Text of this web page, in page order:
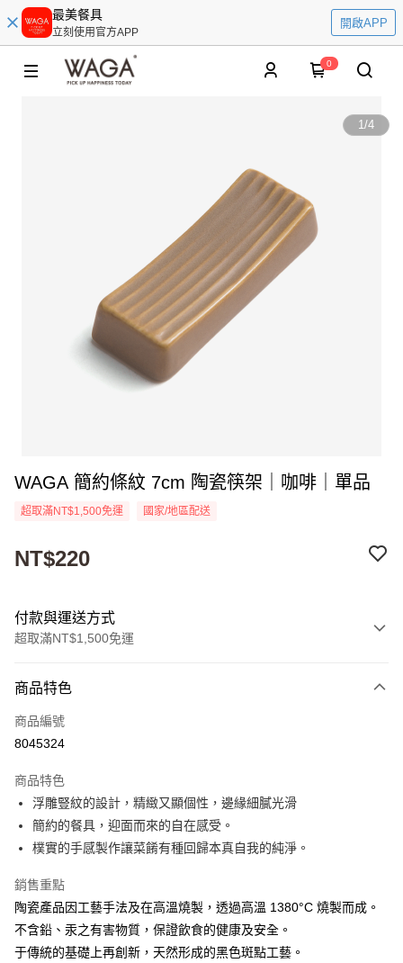
最美餐具
立刻使用官方APP
開啟APP
0
1/4
WAGA 簡約條紋 7cm 陶瓷筷架｜咖啡｜單品
超取滿NT$1,500免運 國家/地區配送
NT$220
付款與運送方式
超取滿NT$1,500免運
信用卡一次付款
超商取貨付款
街口支付
悠遊付
相關說明
【關於「AFTEE先享後付」】
AFTEE先享後付是「在收到商品之後才付款」的支付方式。 讓您購物簡單
便利好安心！
１．簡單：不需註冊會員、不需綁卡、不需儲值。
ATM付款
商品特色
商品編號
8045324
商品特色
浮雕豎紋的設計，精緻又顯個性，邊緣細膩光滑
簡約的餐具，迎面而來的自在感受。
樸實的手感製作讓菜餚有種回歸本真自我的純淨。
銷售重點
陶瓷產品因工藝手法及在高溫燒製，透過高溫 1380°C 燒製而成。
不含鉛、汞之有害物質，保證飲食的健康及安全。
于傳統的基礎上再創新，天然形成的黑色斑點工藝。